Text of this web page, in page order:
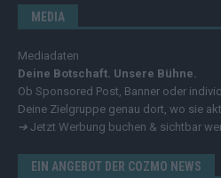
MEDIA
Mediadaten
Deine Botschaft. Unsere Bühne.
Ob Sponsored Post, Banner oder
Deine Zielgruppe genau dort, wo sie
➔ Jetzt Werbung buchen & sichtbar
EIN ANGEBOT DER COZMO NEWS